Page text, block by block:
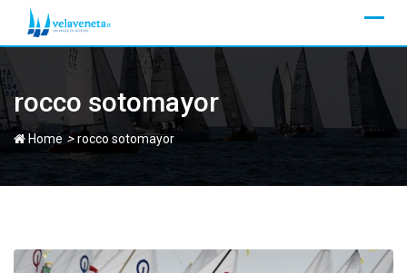
rocco sotomayor
Home >rocco sotomayor